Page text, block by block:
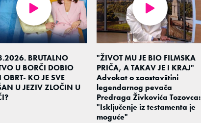
BRUTALNO
U BORČI DOBIO
KO JE SVE
U JEZIV ZLOČIN U
"ŽIVOT MU JE BIO FILMSKA
PRIČA, A TAKAV JE I KRAJ"
Advokat o zaostavštini
legendarnog pevača
Predraga Živkovića Tozovca:
"Isključenje iz testamenta je
moguće"